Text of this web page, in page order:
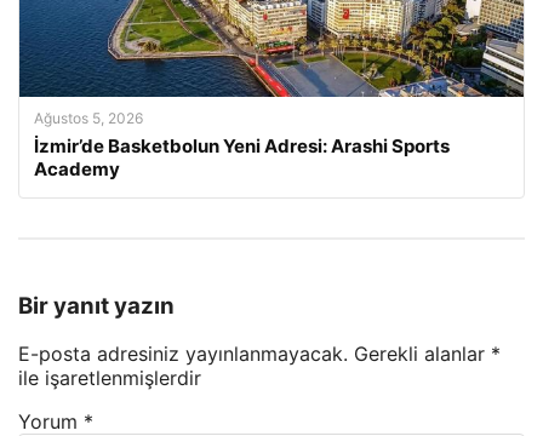
Ağustos 5, 2026
İzmir’de Basketbolun Yeni Adresi: Arashi Sports
Academy
Bir yanıt yazın
E-posta adresiniz yayınlanmayacak. Gerekli alanlar *
ile işaretlenmişlerdir
Yorum *